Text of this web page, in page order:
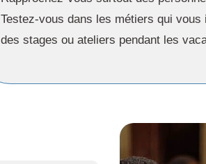
Testez-vous dans les métiers qui
des stages ou ateliers pendant les